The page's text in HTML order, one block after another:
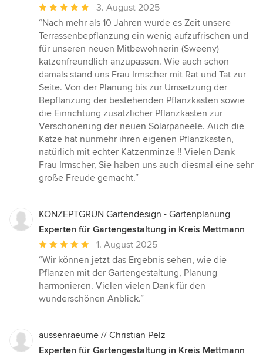
Durchschnittliche
Bewertung:
5
von
5
Sternen
3. August 2025
“Nach mehr als 10 Jahren wurde es Zeit unsere
Terrassenbepflanzung ein wenig aufzufrischen und
für unseren neuen Mitbewohnerin (Sweeny)
katzenfreundlich anzupassen. Wie auch schon
damals stand uns Frau Irmscher mit Rat und Tat zur
Seite. Von der Planung bis zur Umsetzung der
Bepflanzung der bestehenden Pflanzkästen sowie
die Einrichtung zusätzlicher Pflanzkästen zur
Verschönerung der neuen Solarpaneele. Auch die
Katze hat nunmehr ihren eigenen Pflanzkasten,
natürlich mit echter Katzenminze !! Vielen Dank
Frau Irmscher, Sie haben uns auch diesmal eine sehr
große Freude gemacht.”
KONZEPTGRÜN Gartendesign - Gartenplanung
Experten für Gartengestaltung in Kreis Mettmann
Durchschnittliche
Bewertung:
5
von
5
1. August 2025
“Wir können jetzt das Ergebnis sehen, wie die
Pflanzen mit der Gartengestaltung, Planung
harmonieren. Vielen vielen Dank für den
wunderschönen Anblick.”
aussenraeume // Christian Pelz
Experten für Gartengestaltung in Kreis Mettmann